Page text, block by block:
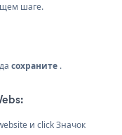
шаге.
сохраните .
и click Значок